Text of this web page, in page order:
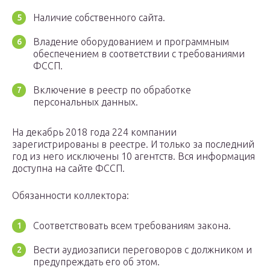
Наличие собственного сайта.
Владение оборудованием и программным
обеспечением в соответствии с требованиями
ФССП.
Включение в реестр по обработке
персональных данных.
На декабрь 2018 года 224 компании
зарегистрированы в реестре. И только за последний
год из него исключены 10 агентств. Вся информация
доступна на сайте ФССП.
Обязанности коллектора:
Соответствовать всем требованиям закона.
Вести аудиозаписи переговоров с должником и
предупреждать его об этом.